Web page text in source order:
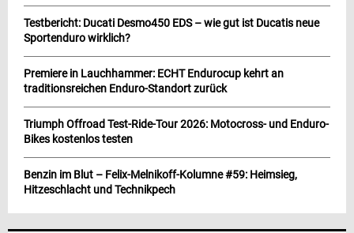
Testbericht: Ducati Desmo450 EDS – wie gut ist Ducatis neue
Sportenduro wirklich?
Premiere in Lauchhammer: ECHT Endurocup kehrt an
traditionsreichen Enduro-Standort zurück
Triumph Offroad Test-Ride-Tour 2026: Motocross- und Enduro-
Bikes kostenlos testen
Benzin im Blut – Felix-Melnikoff-Kolumne #59: Heimsieg,
Hitzeschlacht und Technikpech